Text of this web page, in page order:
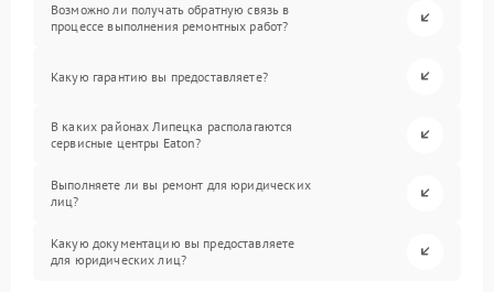
Возможно ли получать обратную связь в
процессе выполнения ремонтных работ?
Какую гарантию вы предоставляете?
В каких районах Липецка располагаются
сервисные центры Eaton?
Выполняете ли вы ремонт для юридических
лиц?
Какую документацию вы предоставляете
для юридических лиц?